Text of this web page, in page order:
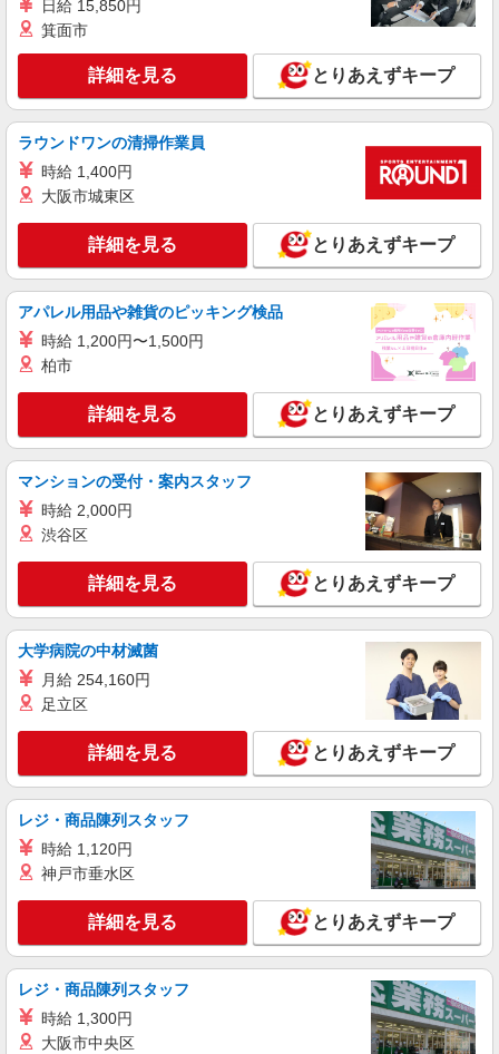
日給 15,850円
箕面市
詳細を見る とりあえずキープ
ラウンドワンの清掃作業員
時給 1,400円
大阪市城東区
詳細を見る とりあえずキープ
アパレル用品や雑貨のピッキング検品
時給 1,200円〜1,500円
柏市
詳細を見る とりあえずキープ
マンションの受付・案内スタッフ
時給 2,000円
渋谷区
詳細を見る とりあえずキープ
大学病院の中材滅菌
月給 254,160円
足立区
詳細を見る とりあえずキープ
レジ・商品陳列スタッフ
時給 1,120円
神戸市垂水区
詳細を見る とりあえずキープ
レジ・商品陳列スタッフ
時給 1,300円
大阪市中央区